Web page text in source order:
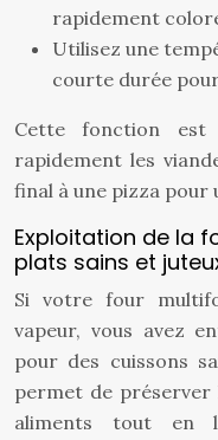
rapidement
Utilisez une
courte durée
Cette fonction est
rapidement les
final à une pizza
Exploitation de la
plats sains et
Si votre four
vapeur, vous avez
pour des cuissons
permet de
aliments tout en